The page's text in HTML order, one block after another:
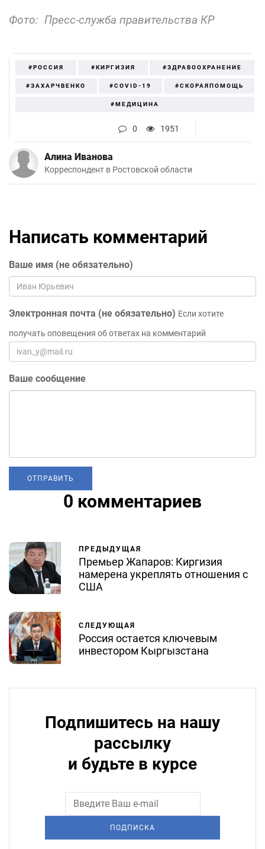
Фото: Пресс-служба правительства КР
#РОССИЯ #КИРГИЗИЯ #ЗДРАВООХРАНЕНИЕ
#ЗАХАРЧВЕНКО #COVID-19 #СКОРАЯПОМОЩЬ
#МЕДИЦИНА
0 1951
Алина Иванова
Корреспондент в Ростовской области
Написать комментарий
Ваше имя (не обязательно)
Электронная почта (не обязательно) Если хотите
получать оповещения об ответах на комментарий
Ваше сообщение
0 комментариев
ПРЕДЫДУЩАЯ
Премьер Жапаров: Киргизия
намерена укреплять отношения с
США
СЛЕДУЮЩАЯ
Россия остается ключевым
инвестором Кыргызстана
Подпишитесь на нашу
рассылку
и будьте в курсе
ПОДПИСКА